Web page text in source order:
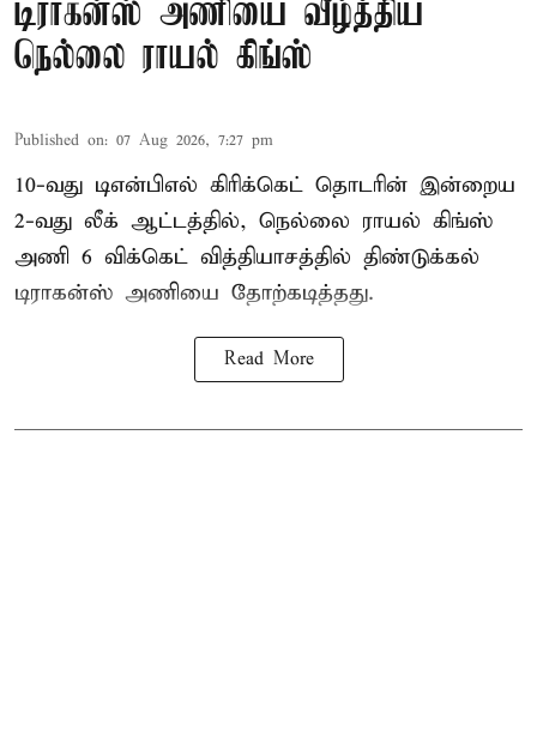
டிராகன்ஸ் அணியை வீழ்த்திய
நெல்லை ராயல் கிங்ஸ்
Published on: 07 Aug 2026, 7:27 pm
10-வது டிஎன்பிஎல் கிரிக்கெட் தொடரின் இன்றைய
2-வது லீக் ஆட்டத்தில், நெல்லை ராயல் கிங்ஸ்
அணி 6 விக்கெட் வித்தியாசத்தில் திண்டுக்கல்
டிராகன்ஸ் அணியை தோற்கடித்தது.
Read More